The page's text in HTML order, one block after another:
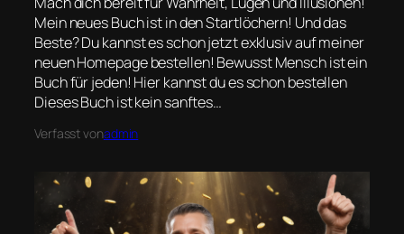
Mein neues Buch ist in den Startlöchern! Und das
Beste? Du kannst es schon jetzt exklusiv auf meiner
neuen Homepage bestellen! Bewusst Mensch ist ein
Buch für jeden! Hier kannst du es schon bestellen
Dieses Buch ist kein sanftes…
Verfasst vonadmin